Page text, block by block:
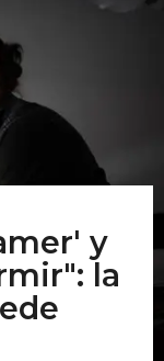
y
la